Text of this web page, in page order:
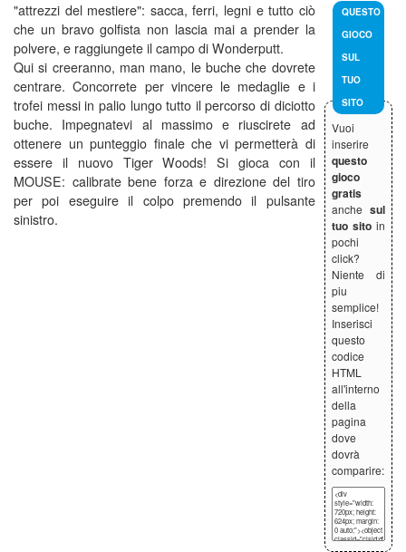
QUESTO
GIOCO
SUL
TUO
SITO
Vuoi
inserire
questo
gioco
gratis
anche sul
tuo sitoin
pochi
click?
Niente di
piu
semplice!
Inserisci
questo
codice
HTML
all'interno
della
pagina
dove
dovrà
comparire:
"attrezzi del mestiere": sacca, ferri, legni e tutto ciò
che un bravo golfista non lascia mai a prender la
polvere, e raggiungete il campo di Wonderputt.
Qui si creeranno, man mano, le buche che dovrete
centrare. Concorrete per vincere le medaglie e i
trofei messi in palio lungo tutto il percorso di diciotto
buche. Impegnatevi al massimo e riuscirete ad
ottenere un punteggio finale che vi permetterà di
essere il nuovo Tiger Woods! Si gioca con il
MOUSE: calibrate bene forza e direzione del tiro
per poi eseguire il colpo premendo il pulsante
sinistro.